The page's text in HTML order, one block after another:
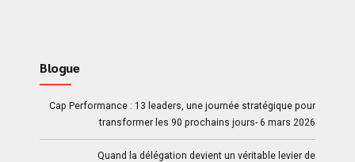
Blogue
Cap Performance : 13 leaders, une journée stratégique pour
transformer les 90 prochains jours- 6 mars 2026
Quand la délégation devient un véritable levier de